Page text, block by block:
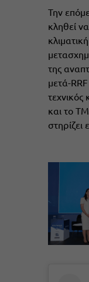
Την
κληθεί
της
μετά-
τεχνικός
και το
στηρίζει